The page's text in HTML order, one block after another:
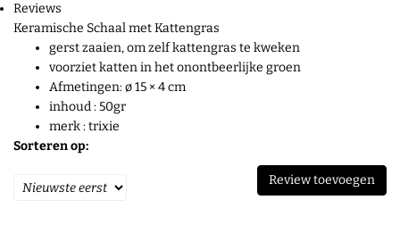
Reviews
Keramische Schaal met Kattengras
gerst zaaien, om zelf kattengras te kweken
voorziet katten in het onontbeerlijke groen
Afmetingen: ø 15 × 4 cm
inhoud : 50gr
merk : trixie
Sorteren op:
Review toevoegen